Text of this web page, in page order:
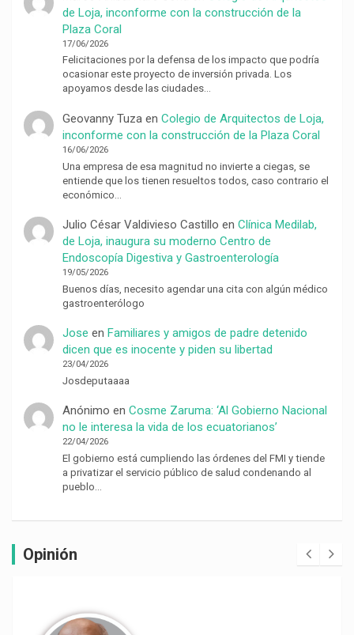
de Loja, inconforme con la construcción de la
Plaza Coral
17/06/2026
Felicitaciones por la defensa de los impacto que podría
ocasionar este proyecto de inversión privada. Los
apoyamos desde las ciudades…
Geovanny Tuzaen Colegio de Arquitectos de Loja,
inconforme con la construcción de la Plaza Coral
16/06/2026
Una empresa de esa magnitud no invierte a ciegas, se
entiende que los tienen resueltos todos, caso contrario el
económico…
Julio César Valdivieso Castillo en Clínica Medilab,
de Loja, inaugura su moderno Centro de
Endoscopía Digestiva y Gastroenterología
19/05/2026
Buenos días, necesito agendar una cita con algún médico
gastroenterólogo
Jose en Familiares y amigos de padre detenido
dicen que es inocente y piden su libertad
23/04/2026
Josdeputaaaa
Anónimo en Cosme Zaruma: ‘Al Gobierno Nacional
no le interesa la vida de los ecuatorianos’
22/04/2026
El gobierno está cumpliendo las órdenes del FMI y tiende
a privatizar el servicio público de salud condenando al
pueblo…
Opinión